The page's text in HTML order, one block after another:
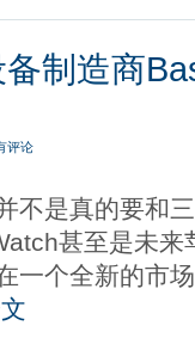
备制造商
评论
不是真的要和
甚至是未
一个全新的市